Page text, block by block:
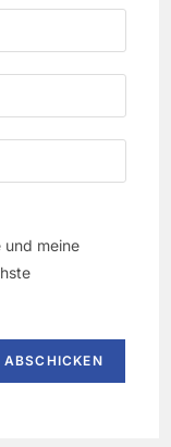
und meine